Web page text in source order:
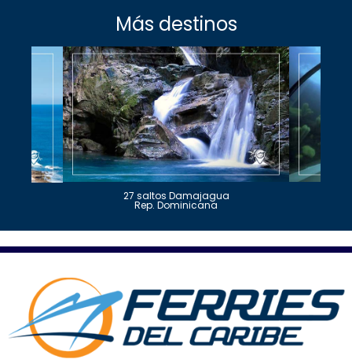
Más destinos
27 saltos Damajagua
Rep. Dominicana